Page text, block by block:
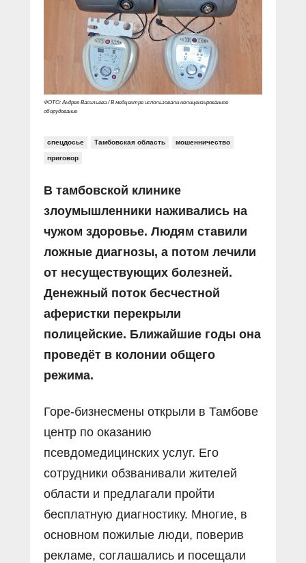
Социальные ролики
Документальные фильмы
Прямой разговор
В знании сила
Специальный репортаж
КиберПОСТОВОЙ
Газета «Щит и меч»
Журнал «Полиция России»
О ПОРТАЛЕ
Контакты
ФОТО: Андрея Васильева / В медцентре использовали нелицензированное
оборудование
спецдосье Тамбовская область мошенничество
приговор
В тамбовской клинике
злоумышленники наживались на
чужом здоровье. Людям ставили
ложные диагнозы, а потом лечили
от несуществующих болезней.
Денежный поток бесчестной
аферистки перекрыли
полицейские. Ближайшие годы она
проведёт в колонии общего
режима.
Горе-бизнесмены открыли в Тамбове
центр по оказанию
псевдомедицинских услуг. Его
сотрудники обзванивали жителей
области и предлагали пройти
бесплатную диагностику. Многие, в
основном пожилые люди, поверив
рекламе, соглашались и посещали